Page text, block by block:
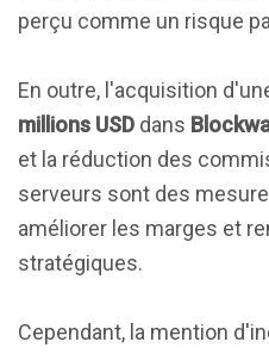
perçu comme un risque
En outre, l'acquisition
millions USD dans
et la réduction des
serveurs sont des
améliorer les marges et
stratégiques.
Cependant, la mention